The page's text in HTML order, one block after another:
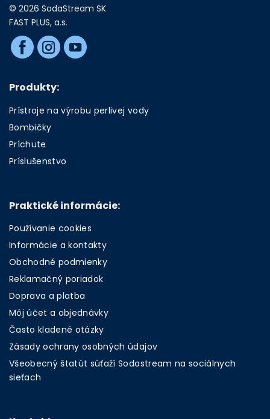
© 2026 SodaStream SK
FAST PLUS, a.s.
Produkty:
Prístroje na výrobu perlivej vody
Bombičky
Príchute
Príslušenstvo
Praktické informácie:
Používanie cookies
Informácie a kontakty
Obchodné podmienky
Reklamačný poriadok
Doprava a platba
Môj účet a objednávky
Často kladené otázky
Zásady ochrany osobných údajov
Všeobecný štatút súťaží Sodastream na sociálnych
sieťach